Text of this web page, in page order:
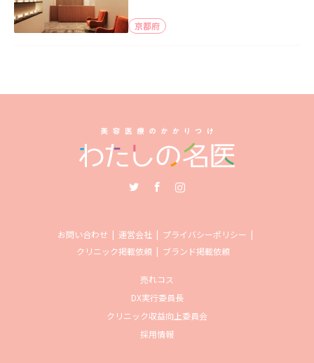
京都府
お問い合わせ 運営会社
プライバシーポリシー
クリニック掲載依頼
ブランド掲載依頼
売れコス
DX実行委員長
クリニック収益向上委員会
採用情報